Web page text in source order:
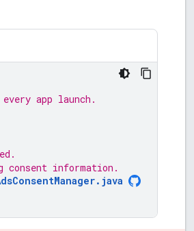
app launch.
consent information.